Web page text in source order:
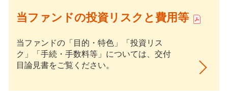
当ファンドの投資リスクと費用等
当ファンドの「目的・特色」「投資リス
ク」「手続・手数料等」については、交付
目論見書をご覧ください。